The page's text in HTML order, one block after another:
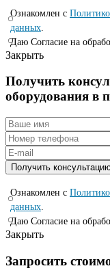
Ознакомлен с
данных
Даю Согласие на
Закрыть
Получить
оборудования в
Ознакомлен с
данных.
Даю Согласие на
Закрыть
Запросить